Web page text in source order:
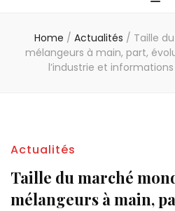
Home / Actualités / Taille
mélangeurs à main, part,
l’industrie et informations
Actualités
Taille du marché
mélangeurs à main,